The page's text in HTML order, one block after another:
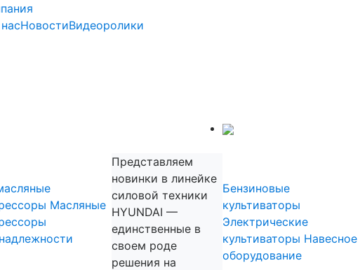
НовостиВидеоролики
Масляные
Представляем
новинки в линейке
силовой техники
HYUNDAI —
единственные в
своем роде
решения на
Бензиновые
культиваторы
Электрические
культиваторы Навесное
оборудование